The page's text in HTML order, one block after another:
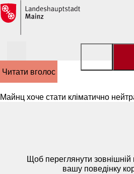
Перейти до змісту
читати вголос
Майнц хоче стати кліматично
Щоб переглянути зовнішній
вашу поведінку